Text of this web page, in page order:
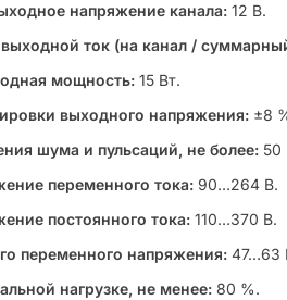
напряжение канала: 12 В.
ток (на канал /
мощность: 15 Вт.
выходного напряжения: ±8
шума и пульсаций, не более: 50
переменного тока: 90…264 В.
постоянного тока: 110…370 В.
переменного напряжения: 47…63
нагрузке, не менее: 80 %.